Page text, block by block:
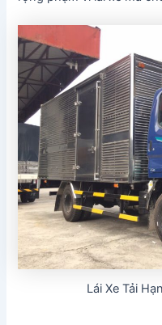
Lái Xe Tải